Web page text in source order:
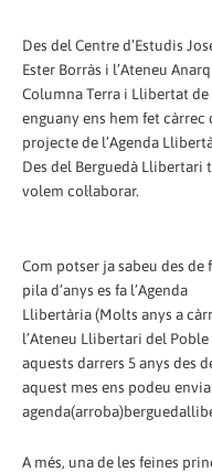
Des del Centre d’Estudis
Ester Borràs i l’Ateneu
Columna Terra i Llibertat de
enguany ens hem fet càrrec
projecte de l’Agenda
Des del Berguedà Llibertari
volem col·laborar.
Com potser ja sabeu des de
pila d’anys es fa l’Agenda
Llibertària (Molts anys a
l’Ateneu Llibertari del Poble
aquests darrers 5 anys des
aquest mes ens podeu
A més, una de les feines